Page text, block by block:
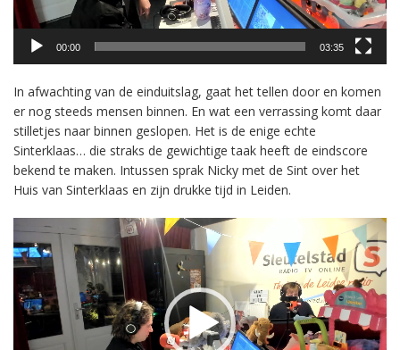
00:00 03:35
In afwachting van de einduitslag, gaat het tellen door en komen
er nog steeds mensen binnen. En wat een verrassing komt daar
stilletjes naar binnen geslopen. Het is de enige echte
Sinterklaas… die straks de gewichtige taak heeft de eindscore
bekend te maken. Intussen sprak Nicky met de Sint over het
Huis van Sinterklaas en zijn drukke tijd in Leiden.
Videospeler